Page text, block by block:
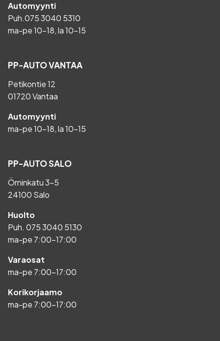
Automyynti
Puh.075 3040 5310
ma-pe 10-18, la 10-15
PP-AUTO VANTAA
Petikontie 12
01720 Vantaa
Automyynti
ma-pe 10-18, la 10-15
PP-AUTO SALO
Örninkatu 3-5
24100 Salo
Huolto
Puh. 075 3040 5130
ma-pe 7:00-17:00
Varaosat
ma-pe 7:00-17:00
Korikorjaamo
ma-pe 7:00-17:00